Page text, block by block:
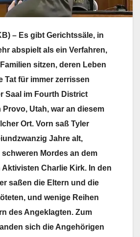
– Es gibt Gerichtssäle, in
abspielt als ein Verfahren,
sitzen, deren Leben
Tat für immer zerrissen
Saal im Fourth District
Utah, war an diesem
Ort. Vorn saß Tyler
Jahre alt,
Mordes an dem
Aktivisten Charlie Kirk. In den
saßen die Eltern und die
und wenige Reihen
des Angeklagten. Zum
sich die Angehörigen